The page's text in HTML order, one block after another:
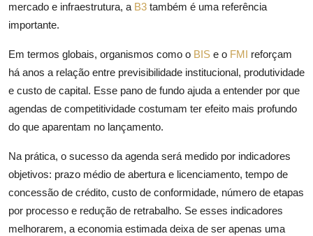
mercado e infraestrutura, a B3 também é uma referência
importante.
Em termos globais, organismos como o BIS e o FMI reforçam
há anos a relação entre previsibilidade institucional, produtividade
e custo de capital. Esse pano de fundo ajuda a entender por que
agendas de competitividade costumam ter efeito mais profundo
do que aparentam no lançamento.
Na prática, o sucesso da agenda será medido por indicadores
objetivos: prazo médio de abertura e licenciamento, tempo de
concessão de crédito, custo de conformidade, número de etapas
por processo e redução de retrabalho. Se esses indicadores
melhorarem, a economia estimada deixa de ser apenas uma